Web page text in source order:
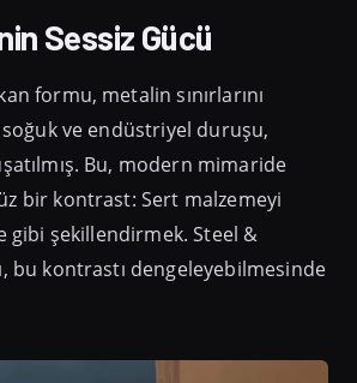
Sessiz Gücü
formu, metalin sınırlarını
ve endüstriyel duruşu,
Bu, modern mimaride
bir kontrast: Sert malzemeyi
gibi şekillendirmek. Steel &
bu kontrastı dengeleyebilmesinde